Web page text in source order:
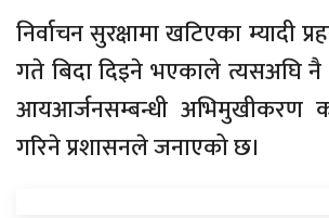
निर्वाचन सुरक्षामा खटिएका म्यादी
गते बिदा दिइने भएकाले त्यसअघि नै
आयआर्जनसम्बन्धी अभिमुखीकरण
गरिने प्रशासनले जनाएको छ।